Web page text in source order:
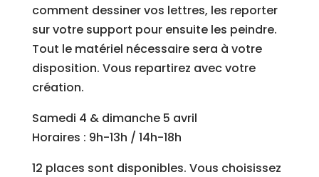
comment dessiner vos lettres, les reporter
sur votre support pour ensuite les peindre.
Tout le matériel nécessaire sera à votre
disposition. Vous repartirez avec votre
création.
Samedi 4 & dimanche 5 avril
Horaires : 9h-13h / 14h-18h
12 places sont disponibles. Vous choisissez